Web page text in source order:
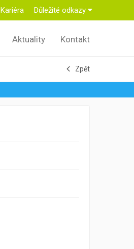
Důležité odkazy
Kariéra
Aktuality Kontakt
Zpět